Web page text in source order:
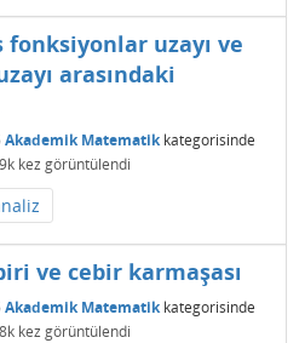
fonksiyonlar uzayı ve
arasındaki
Akademik Matematikkategorisinde
kez görüntülendi
ve cebir karmaşası
Akademik Matematikkategorisinde
kez görüntülendi